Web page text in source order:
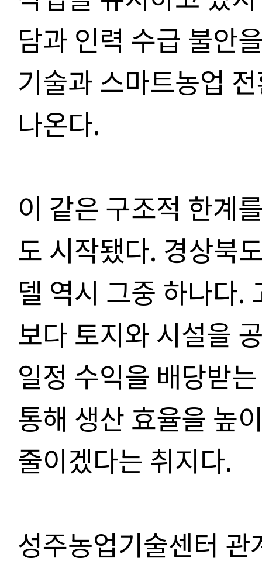
담과 인력 수급 불안
기술과 스마트농업
나온다.
이 같은 구조적 한계
도 시작됐다. 경상북
델 역시 그중 하나다.
보다 토지와 시설을
일정 수익을 배당받
통해 생산 효율을 높
줄이겠다는 취지다.
성주농업기술센터